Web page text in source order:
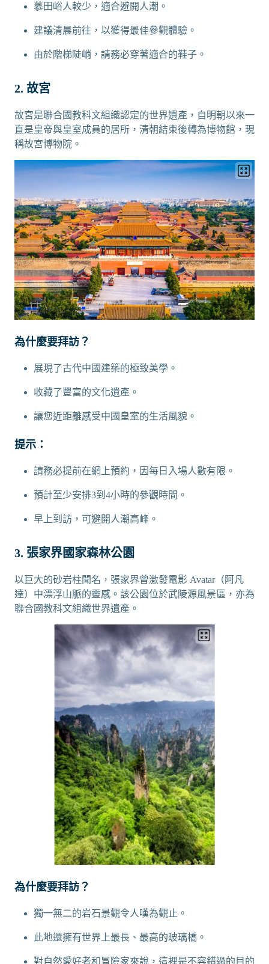
慕田峪人較少，適合避開人潮。
建議清晨前往，以獲得最佳參觀體驗。
由於階梯陡峭，請務必穿著適合的鞋子。
2. 故宮
故宮是聯合國教科文組織認定的世界遺產，自明朝以來一
直是皇帝與皇室成員的居所，清朝結束後轉為博物館，現
稱故宮博物院。
為什麼要拜訪？
展現了古代中國建築的極致美學。
收藏了豐富的文化遺產。
讓您近距離感受中國皇室的生活風貌。
提示：
請務必提前在網上預約，因每日入場人數有限。
預計至少安排3到4小時的參觀時間。
早上到訪，可避開人潮高峰。
3. 張家界國家森林公園
以巨大的砂岩柱聞名，張家界曾激發電影 Avatar（阿凡
達）中漂浮山脈的靈感。該公園位於武陵源風景區，亦為
聯合國教科文組織世界遺產。
為什麼要拜訪？
獨一無二的岩石景觀令人嘆為觀止。
此地還擁有世界上最長、最高的玻璃橋。
對自然愛好者和冒險家來說，這裡是不容錯過的目的